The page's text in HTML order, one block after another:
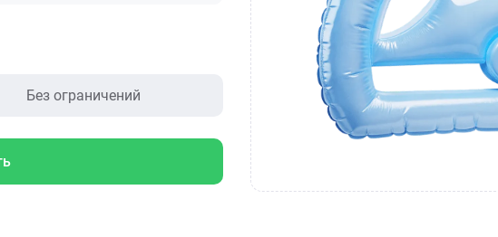
Без ограничений